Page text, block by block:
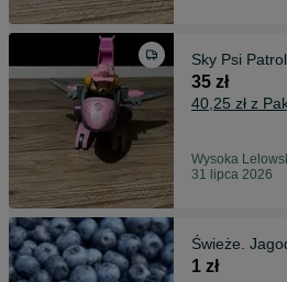
Sky Psi
35 zł
40,25 zł z
Wysoka
31 lipca 2026
Świeże.
1 zł